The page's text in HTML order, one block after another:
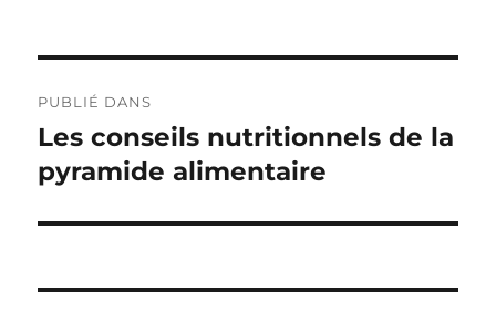
de
l’article
PUBLIÉ DANS
Les conseils nutritionnels de la
pyramide alimentaire